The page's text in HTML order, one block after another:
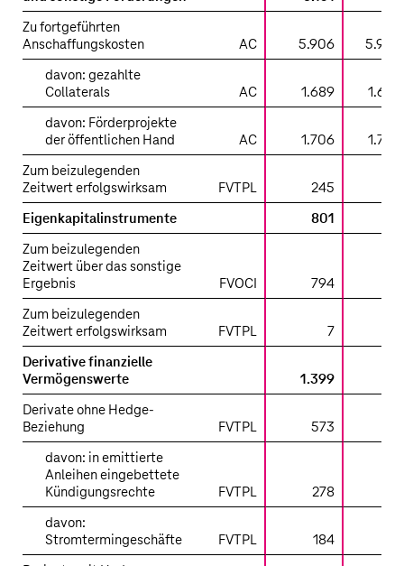
Zu fortgeführten
Anschaffungskosten
AC 5.906
5.906
davon: gezahlte
Collaterals
AC 1.689
1.689
davon: Förderprojekte
der öffentlichen Hand
AC 1.706
1.706
Zum beizulegenden
Zeitwert erfolgswirksam
FVTPL
245
Eigenkapitalinstrumente
801
Zum beizulegenden
Zeitwert über das sonstige
Ergebnis
FVOCI
794
Zum beizulegenden
Zeitwert erfolgswirksam
FVTPL
7
Derivative finanzielle
Vermögenswerte
1.399
Derivate ohne Hedge-
Beziehung
FVTPL
573
davon: in emittierte
Anleihen eingebettete
Kündigungsrechte
FVTPL
278
davon:
Stromtermingeschäfte
FVTPL
184